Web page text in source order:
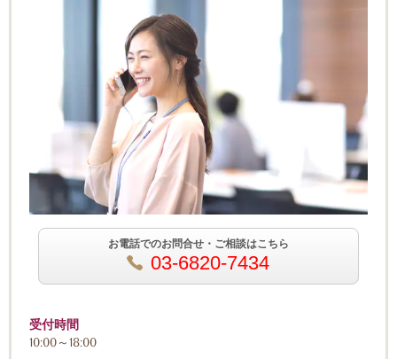
お電話でのお問合せ・ご相談はこちら
03-6820-7434
受付時間
10:00～18:00